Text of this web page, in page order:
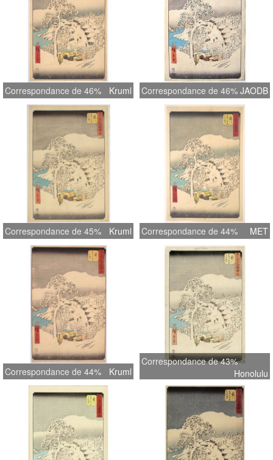
Correspondance de 46% Kruml Correspondance de 46% JAODB
Correspondance de 45% Kruml Correspondance de 44% MET
Correspondance de 44% Kruml
Correspondance de 43%
Honolulu